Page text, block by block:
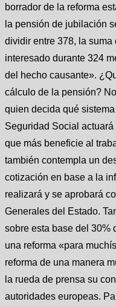
borrador de la reforma
la pensión de jubilación
dividir entre 378, la suma
interesado durante 324
del hecho causante».
cálculo de la pensión?
quien decida qué
Seguridad Social
que más beneficie al
también contempla un
cotización en base a la
realizará y se aprobará
Generales del Estado.
sobre esta base del 30%
una reforma «para
reforma de una manera
la rueda de prensa su
autoridades europeas.